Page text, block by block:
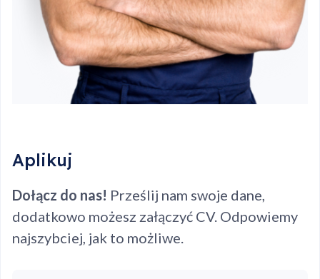
Aplikuj
Dołącz do nas! Prześlij nam swoje dane,
dodatkowo możesz załączyć CV. Odpowiemy
najszybciej, jak to możliwe.